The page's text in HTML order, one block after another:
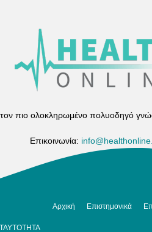
πιο ολοκληρωμένο πολυοδηγό
Επικοινωνία:
Αρχική Επιστημονικά
ΤΑΥΤΟΤΗΤΑ